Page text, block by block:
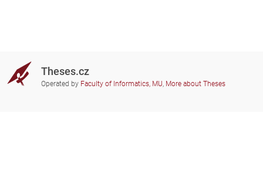
Theses.cz
Operated by Faculty of Informatics, MU, More about Theses